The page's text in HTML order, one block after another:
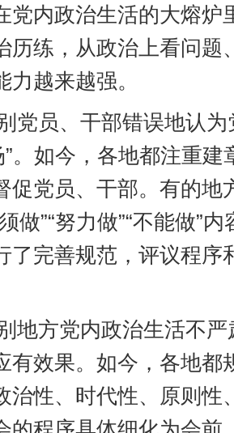
党内政治生活的大熔炉
历练，从政治上看问题
越来越强。
党员、干部错误地认为
”。如今，各地都注重
促党员、干部。有的地
做”“努力做”“不能做”
了完善规范，评议程序
地方党内政治生活不
有效果。如今，各地都
治性、时代性、原则性